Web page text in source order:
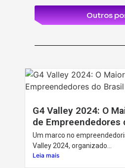
Outros
G4 Valley 2024: O
de Empreendedores
Um marco no
Valley 2024, organizado...
Leia mais